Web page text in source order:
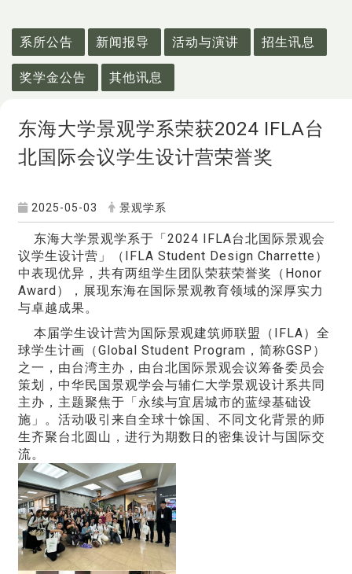
系所公告
新闻报导 活动与演讲 招生讯息
奖学金公告 其他讯息
东海大学景观学系荣获2024 IFLA台
北国际会议学生设计营荣誉奖
2025-05-03 景观学系
东海大学景观学系于「2024 IFLA台北国际景观会
议学生设计营」（IFLA Student Design Charrette）
中表现优异，共有两组学生团队荣获荣誉奖（Honor
Award），展现东海在国际景观教育领域的深厚实力
与卓越成果。
本届学生设计营为国际景观建筑师联盟（IFLA）全
球学生计画（Global Student Program，简称GSP）
之一，由台湾主办，由台北国际景观会议筹备委员会
策划，中华民国景观学会与辅仁大学景观设计系共同
主办，主题聚焦于「永续与宜居城市的蓝绿基础设
施」。活动吸引来自全球十馀国、不同文化背景的师
生齐聚台北圆山，进行为期数日的密集设计与国际交
流。